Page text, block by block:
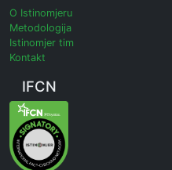
O Istinomjeru
Metodologija
Istinomjer tim
Kontakt
IFCN